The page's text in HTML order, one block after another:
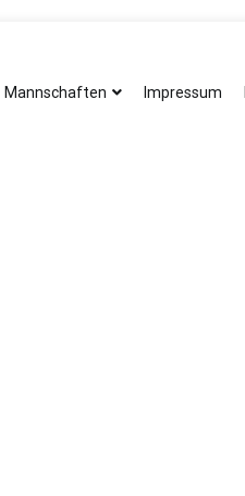
Mannschaften Impressum